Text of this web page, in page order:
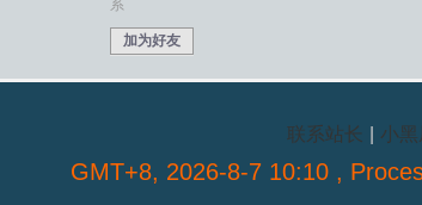
系
加为好友
联系站长 小黑
GMT+8, 2026-8-7 10:10 ,